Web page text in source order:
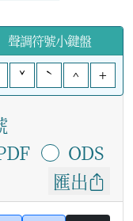
聲調符號小鍵盤
ˇ ˋ ^ +
ODS
匯出